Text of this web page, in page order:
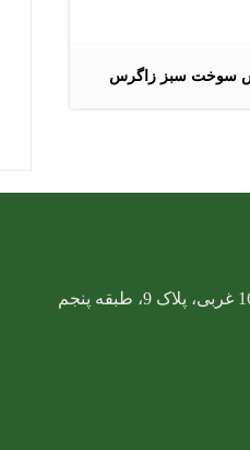
سوخت سبز زاگرس